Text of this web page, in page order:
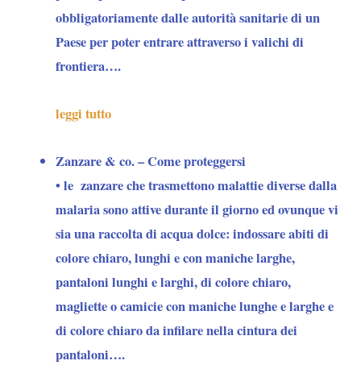
obbligatoriamente dalle autorità sanitarie di un
Paese per poter entrare attraverso i valichi di
frontiera….
leggi tutto
Zanzare & co. – Come proteggersi
• lezanzareche trasmettono malattie diverse dalla
malaria sono attive durante il giorno ed ovunque vi
sia una raccolta di acqua dolce: indossare abiti di
colore chiaro, lunghi e con maniche larghe,
pantaloni lunghi e larghi, di colore chiaro,
magliette o camicie con maniche lunghe e larghe e
di colore chiaro da infilare nella cintura dei
pantaloni….